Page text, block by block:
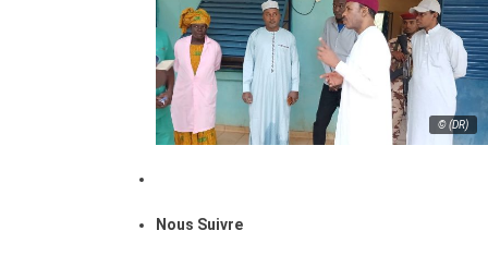
© (DR)
Nous Suivre